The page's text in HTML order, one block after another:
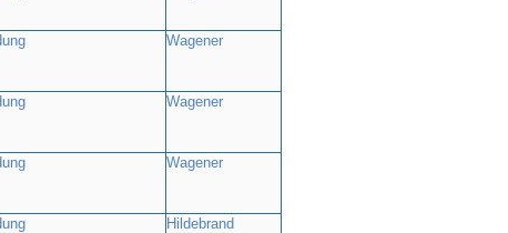
Wagener
Wagener
Wagener
Hildebrand